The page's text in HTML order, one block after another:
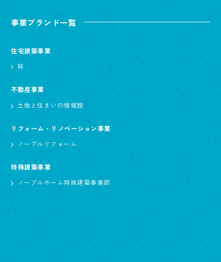
事業ブランド一覧
住宅建築事業
粋
不動産事業
土地と住まいの情報館
リフォーム・リノベーション事業
ノーブルリフォーム
特殊建築事業
ノーブルホーム特殊建築事業部